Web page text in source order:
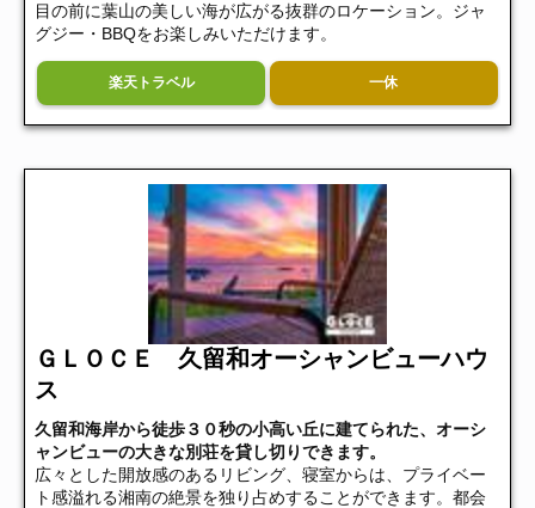
目の前に葉山の美しい海が広がる抜群のロケーション。ジャ
グジー・BBQをお楽しみいただけます。
楽天トラベル 一休
ＧＬＯＣＥ 久留和オーシャンビューハウ
ス
久留和海岸から徒歩３０秒の小高い丘に建てられた、オーシ
ャンビューの大きな別荘を貸し切りできます。
広々とした開放感のあるリビング、寝室からは、プライベー
ト感溢れる湘南の絶景を独り占めすることができます。都会